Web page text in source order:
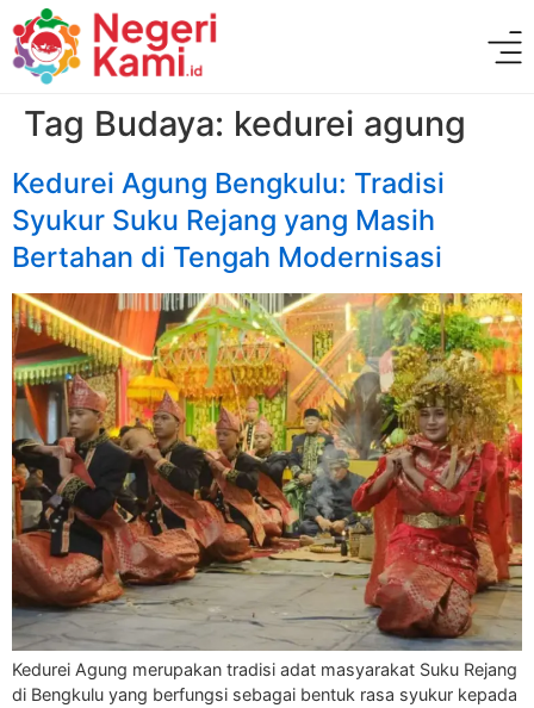
Tag Budaya: kedurei agung
Kedurei Agung Bengkulu: Tradisi
Syukur Suku Rejang yang Masih
Bertahan di Tengah Modernisasi
Kedurei Agung merupakan tradisi adat masyarakat Suku Rejang
di Bengkulu yang berfungsi sebagai bentuk rasa syukur kepada